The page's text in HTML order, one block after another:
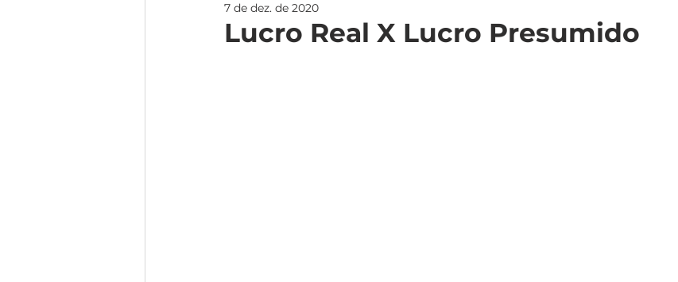
Lucro Real X Lucro Presumido
7 de dez. de 2020